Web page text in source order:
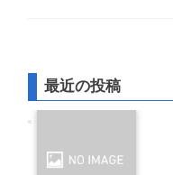
最近の投稿